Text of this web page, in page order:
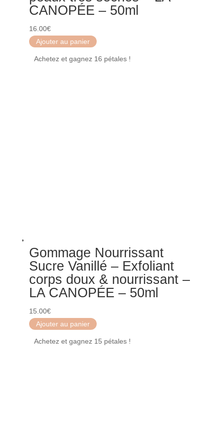
CANOPÉE – 50ml
16.00€
Ajouter au panier
Achetez et gagnez 16 pétales !
Gommage Nourrissant
Sucre Vanillé – Exfoliant
corps doux & nourrissant –
LA CANOPÉE – 50ml
15.00€
Ajouter au panier
Achetez et gagnez 15 pétales !